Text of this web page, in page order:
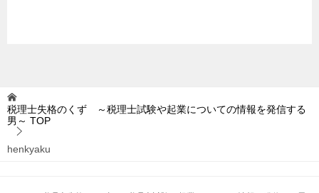
税理士失格のくず ～税理士試験や起業についての情報を発信する
男～ TOP
henkyaku